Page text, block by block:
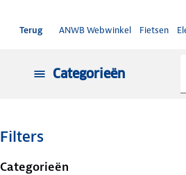
Terug ANWB Webwinkel Fietsen
Categorieën
Filters
Categorieën